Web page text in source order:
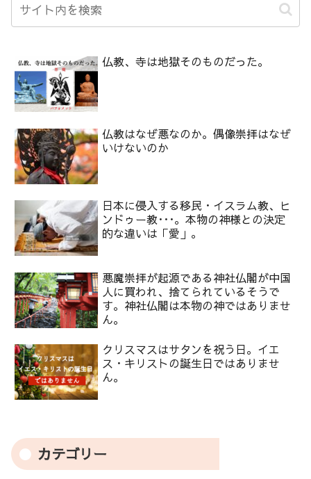
仏教、寺は地獄そのものだった。
仏教はなぜ悪なのか。偶像崇拝はなぜ
いけないのか
日本に侵入する移民・イスラム教、ヒ
ンドゥー教･･･。本物の神様との決定
的な違いは「愛」。
悪魔崇拝が起源である神社仏閣が中国
人に買われ、捨てられているそうで
す。神社仏閣は本物の神ではありませ
ん。
クリスマスはサタンを祝う日。イエ
ス・キリストの誕生日ではありませ
ん。
カテゴリー